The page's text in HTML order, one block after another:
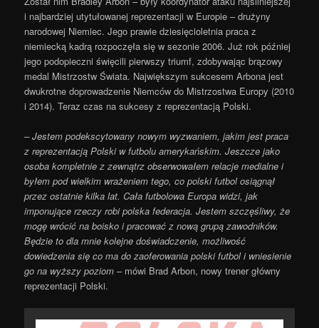
i najbardziej utytułowanej reprezentacji w Europie – drużyny
narodowej Niemiec. Jego prawie dziesięcioletnia praca z
niemiecką kadrą rozpoczęła się w sezonie 2006. Już rok później
jego podopieczni święcili pierwszy triumf, zdobywając brązowy
medal Mistrzostw Świata. Największym sukcesem Arbona jest
dwukrotne doprowadzenie Niemców do Mistrzostwa Europy (2010
i 2014). Teraz czas na sukcesy z reprezentacją Polski.
– Jestem podekscytowany nowym wyzwaniem, jakim jest praca
z reprezentacją Polski w futbolu amerykańskim. Jeszcze jako
osoba kompletnie z zewnątrz obserwowałem relacje medialne i
byłem pod wielkim wrażeniem tego, co polski futbol osiągnął
przez ostatnie kilka lat. Cała futbolowa Europa widzi, jak
imponujące rzeczy robi polska federacja. Jestem szczęśliwy, że
mogę wrócić na boisko i pracować z nową grupą zawodników.
Będzie to dla mnie kolejne doświadczenie, możliwość
dowiedzenia się co ma do zaoferowania polski futbol i wniesienie
go na wyższy poziom – mówi Brad Arbon, nowy trener główny
reprezentacji Polski.